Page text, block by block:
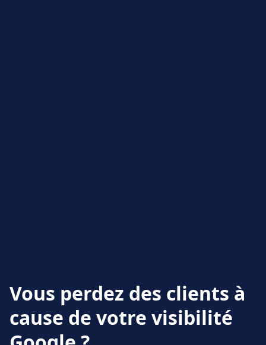
Vous perdez des clients à
cause de votre visibilité